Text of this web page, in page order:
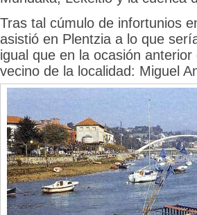
Tras tal cúmulo de infortunios
asistió en Plentzia a lo que
igual que en la ocasión
vecino de la localidad: Miguel